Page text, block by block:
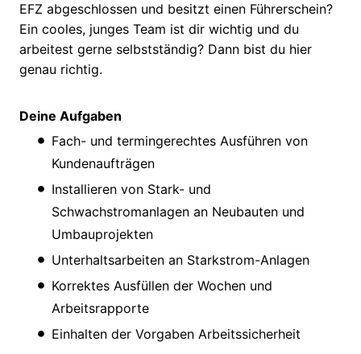
EFZ abgeschlossen und besitzt einen Führerschein?
Ein cooles, junges Team ist dir wichtig und du
arbeitest gerne selbstständig? Dann bist du hier
genau richtig.
Deine Aufgaben
Fach- und termingerechtes Ausführen von
Kundenaufträgen
Installieren von Stark- und
Schwachstromanlagen an Neubauten und
Umbauprojekten
Unterhaltsarbeiten an Starkstrom-Anlagen
Korrektes Ausfüllen der Wochen und
Arbeitsrapporte
Einhalten der Vorgaben Arbeitssicherheit